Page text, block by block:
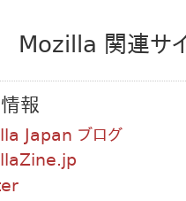
Mozilla 関連サ
報
Japan ブログ